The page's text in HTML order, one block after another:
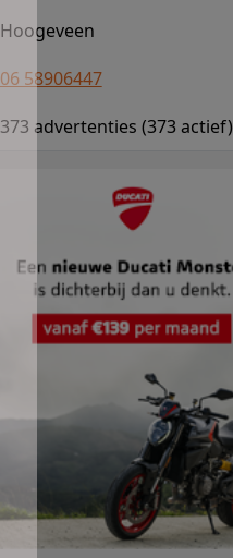
Hoogeveen
06 58906447
373 advertenties (373 actief)